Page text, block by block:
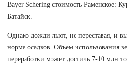
Bayer Schering стоимость Раменское:
Батайск.
Однако дожди льют, не переставая, и
норма осадков. Объем использования
переработки может достичь 7-10 млн